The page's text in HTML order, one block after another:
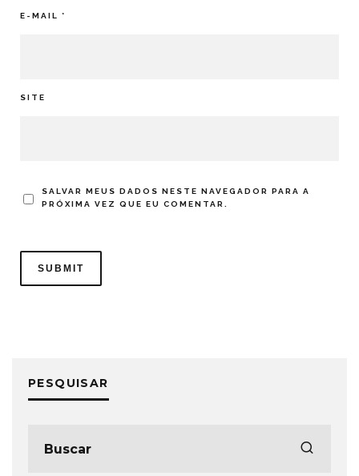
E-MAIL *
SITE
SALVAR MEUS DADOS NESTE NAVEGADOR PARA A
PRÓXIMA VEZ QUE EU COMENTAR.
PESQUISAR